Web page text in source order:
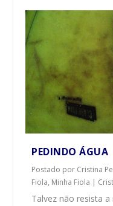
PEDINDO ÁGUA
Postado por Cristina
Fiola, Minha Fiola |
Talvez não resista